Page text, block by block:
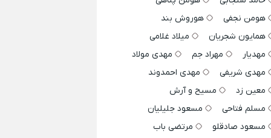
هومن نجفی
هوروش بند
همایون شجریان
میلاد غلامی
مهدیار
مهراد جم
مهدی مولاد
مهدی شریفی
مهدی احمدوند
معین زد
مسیح و آرش
مسلم فتاحی
مسعود جلیلیان
مسعود صادقلو
مرتضی باب